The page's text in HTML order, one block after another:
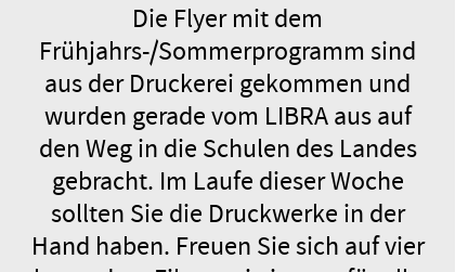
Die Flyer mit dem
Frühjahrs-/Sommerprogramm sind
aus der Druckerei gekommen und
wurden gerade vom LIBRA aus auf
den Weg in die Schulen des Landes
gebracht. Im Laufe dieser Woche
sollten Sie die Druckwerke in der
Hand haben. Freuen Sie sich auf vier